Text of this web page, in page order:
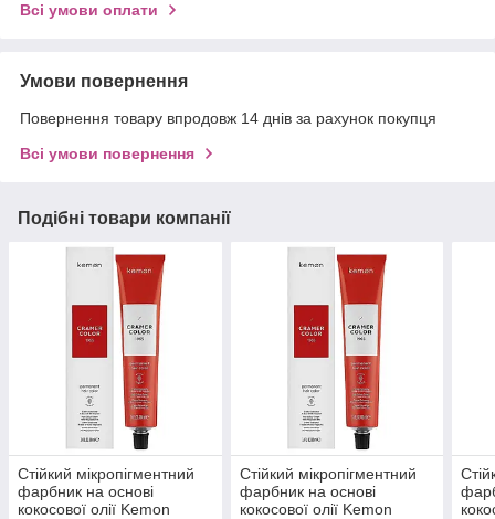
Всі умови оплати
Умови повернення
Повернення товару впродовж 14 днів за рахунок покупця
Всі умови повернення
Подібні товари компанії
Стійкий мікропігментний
фарбник на основі
кокосової олії Kemon
Стійкий мікропігментний
фарбник на основі
кокосової олії Kemon